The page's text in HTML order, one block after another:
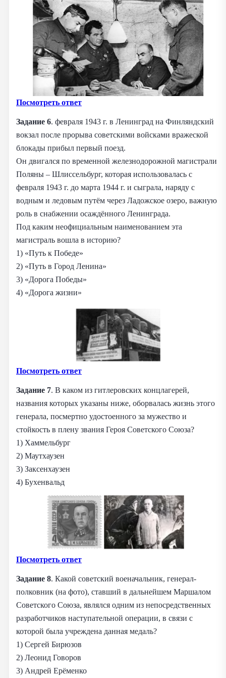
Посмотреть ответ
Задание 6. февраля 1943 г. в Ленинград на Финляндский
вокзал после прорыва советскими войсками вражеской
блокады прибыл первый поезд.
Он двигался по временной железнодорожной магистрали
Поляны – Шлиссельбург, которая использовалась с
февраля 1943 г. до марта 1944 г. и сыграла, наряду с
водным и ледовым путём через Ладожское озеро, важную
роль в снабжении осаждённого Ленинграда.
Под каким неофициальным наименованием эта
магистраль вошла в историю?
1) «Путь к Победе»
2) «Путь в Город Ленина»
3) «Дорога Победы»
4) «Дорога жизни»
Посмотреть ответ
Задание 7. В каком из гитлеровских концлагерей,
названия которых указаны ниже, оборвалась жизнь этого
генерала, посмертно удостоенного за мужество и
стойкость в плену звания Героя Советского Союза?
1) Хаммельбург
2) Маутхаузен
3) Заксенхаузен
4) Бухенвальд
Посмотреть ответ
Задание 8. Какой советский военачальник, генерал-
полковник (на фото), ставший в дальнейшем Маршалом
Советского Союза, являлся одним из непосредственных
разработчиков наступательной операции, в связи с
которой была учреждена данная медаль?
1) Сергей Бирюзов
2) Леонид Говоров
3) Андрей Ерёменко